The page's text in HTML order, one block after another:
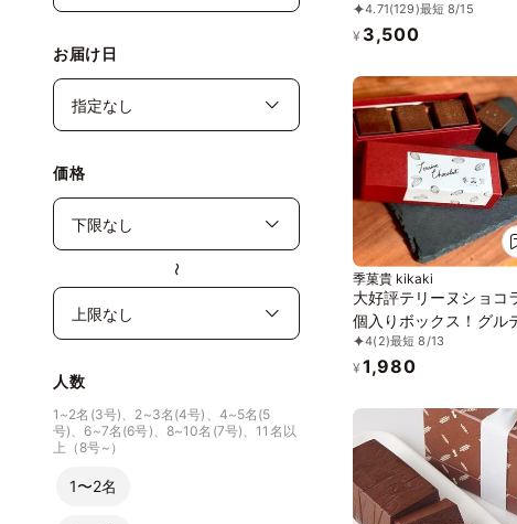
お届け日
価格
〜
人数
1~2名(3号)、2~3名(4号)、4~5名(5
号)、6~7名(6号)、8~10名(7号)、11名以
上（8号~）
1〜2名
成率1339％の濃厚ガト
ショコラ誕生日プレゼ
4.71(129)最短 8/15
¥ 3,500
季菓貴 kikaki
大好評テリーヌショコ
個入りボックス！グル
フリー・白砂糖不使用
4(2)最短 8/13
¥ 1,980